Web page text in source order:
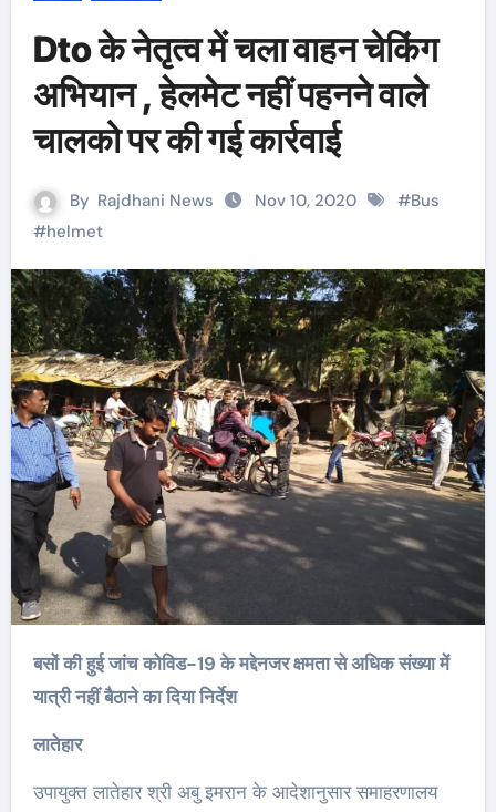
Dto के नेतृत्व में चला वाहन चेकिंग
अभियान , हेलमेट नहीं पहनने वाले
चालको पर की गई कार्रवाई
By Rajdhani News Nov 10, 2020 #Bus
#helmet
बसों की हुई जांच कोविड-19 के मद्देनजर क्षमता से अधिक संख्या में
यात्री नहीं बैठाने का दिया निर्देश
लातेहार
उपायुक्त लातेहार श्री अबु इमरान के आदेशानुसार समाहरणालय